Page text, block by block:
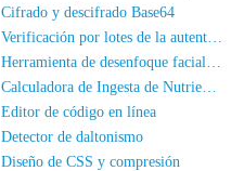
Cifrado y descifrado Base64
Verificación por lotes de la autenticación de nombre real para números de móvil/DNI
Herramienta de desenfoque facial para fotos
Calculadora de Ingesta de Nutrientes
Editor de código en línea
Detector de daltonismo
Diseño de CSS y compresión